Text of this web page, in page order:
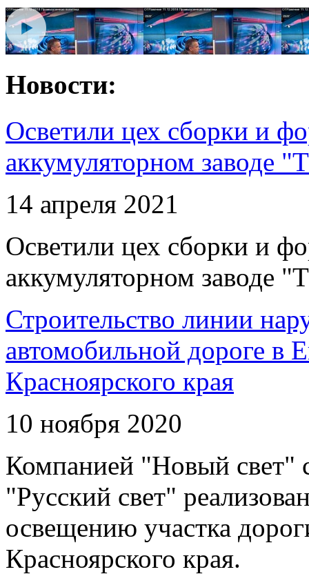
Новости:
Осветили цех сборки и
аккумуляторном заводе
14 апреля 2021
Осветили цех сборки и
аккумуляторном заводе
Строительство линии
автомобильной дороге в
Красноярского края
10 ноября 2020
Компанией "Новый свет"
"Русский свет"
освещению участка
Красноярского края.